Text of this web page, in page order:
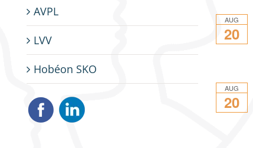
AVPL
LVV
Hobéon SKO
AUG
20
AUG
20